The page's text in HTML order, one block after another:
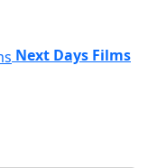
Next Days Films